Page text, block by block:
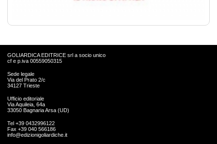
GOLIARDICA EDITRICE srl a socio unico
cf e p.iva 00559050315
Sede legale
Via del Prato 2/c
34127 Trieste
Ufficio editoriale
Via Aquileia, 64a
33050 Bagnaria Arsa (UD)
Tel +39 0432996122
Fax +39 040 566186
info@edizionigoliardiche.it